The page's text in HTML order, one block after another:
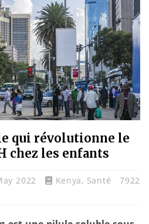
Guinée
Bénin :
qui révolutionne le
chez les enfants
2022 Kenya, Santé
7922